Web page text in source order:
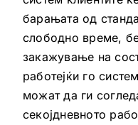
барањата од
слободно време,
закажување на
работејќи го
можат да ги
секојдневното